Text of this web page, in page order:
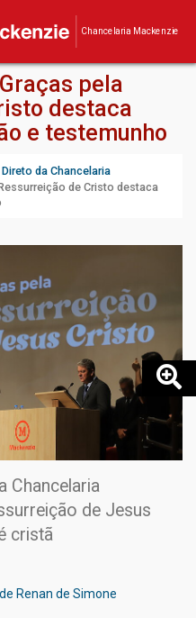
Chancelaria Mackenzie
pela
destaca
e testemunho
Direto da Chancelaria
de Cristo destaca
Chancelaria
de Jesus
cristã
Renan de Simone